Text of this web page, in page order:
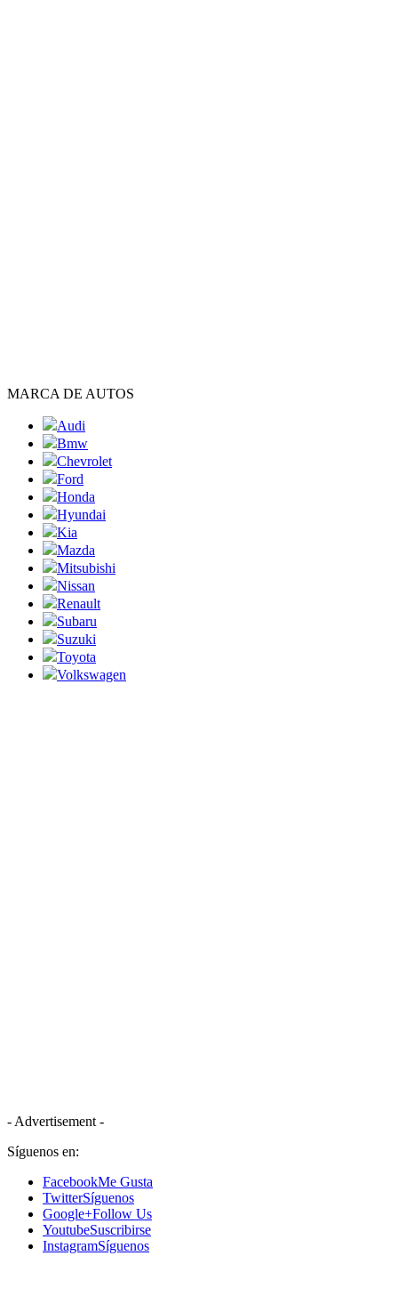
MARCA DE AUTOS
Audi
Bmw
Chevrolet
Ford
Honda
Hyundai
Kia
Mazda
Mitsubishi
Nissan
Renault
Subaru
Suzuki
Toyota
Volkswagen
- Advertisement -
Síguenos en:
FacebookMe Gusta
TwitterSíguenos
Google+Follow Us
YoutubeSuscribirse
InstagramSíguenos